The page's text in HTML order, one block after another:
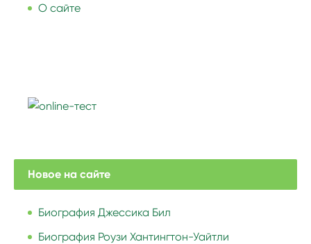
О сайте
Новое на сайте
Биография Джессика Бил
Биография Роузи Хантингтон-Уайтли